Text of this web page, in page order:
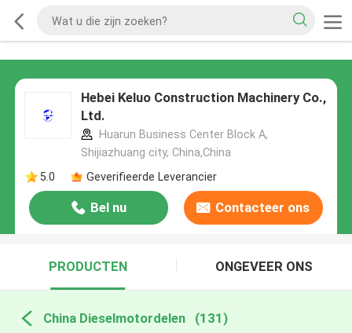
Hebei Keluo Construction Machinery Co.,
Ltd.
Huarun Business Center Block A,
Shijiazhuang city, China,China
5.0
Geverifieerde Leverancier
Bel nu Contacteer ons
PRODUCTEN ONGEVEER ONS
China Dieselmotordelen (131)